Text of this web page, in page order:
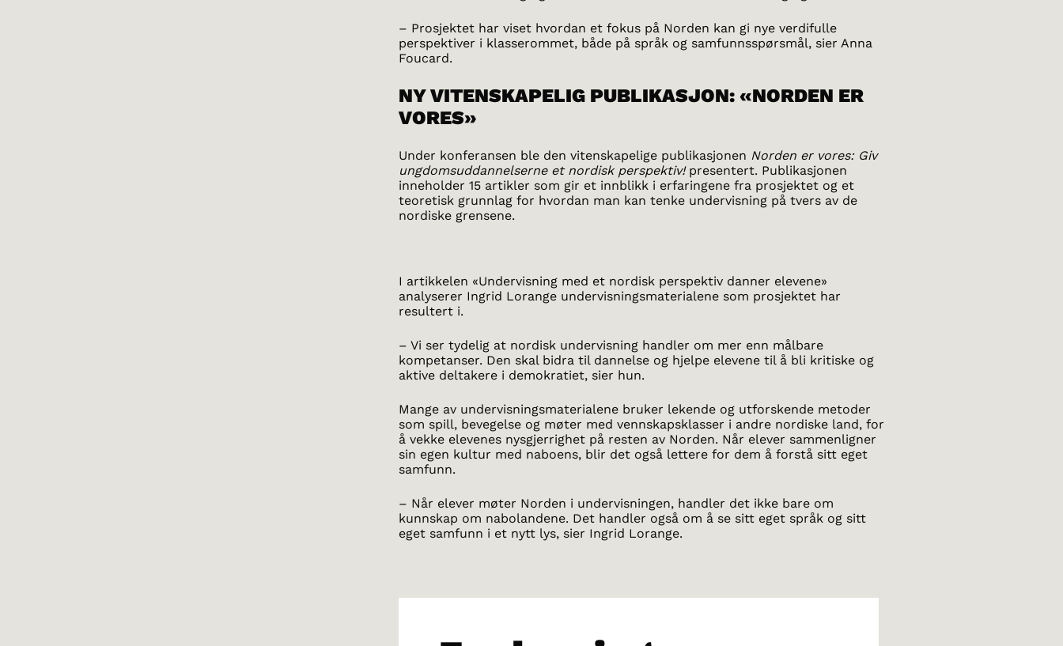
– Prosjektet har viset hvordan et fokus på Norden kan gi nye verdifulle
perspektiver i klasserommet, både på språk og samfunnsspørsmål, sier Anna
Foucard.
NY VITENSKAPELIG PUBLIKASJON: «NORDEN ER
VORES»
Under konferansen ble den vitenskapelige publikasjonen Norden er vores: Giv
ungdomsuddannelserne et nordisk perspektiv!presentert. Publikasjonen
inneholder 15 artikler som gir et innblikk i erfaringene fra prosjektet og et
teoretisk grunnlag for hvordan man kan tenke undervisning på tvers av de
nordiske grensene.
I artikkelen «Undervisning med et nordisk perspektiv danner elevene»
analyserer Ingrid Lorange undervisningsmaterialene som prosjektet har
resultert i.
– Vi ser tydelig at nordisk undervisning handler om mer enn målbare
kompetanser. Den skal bidra til dannelse og hjelpe elevene til å bli kritiske og
aktive deltakere i demokratiet, sier hun.
Mange av undervisningsmaterialene bruker lekende og utforskende metoder
som spill, bevegelse og møter med vennskapsklasser i andre nordiske land, for
å vekke elevenes nysgjerrighet på resten av Norden. Når elever sammenligner
sin egen kultur med naboens, blir det også lettere for dem å forstå sitt eget
samfunn.
– Når elever møter Norden i undervisningen, handler det ikke bare om
kunnskap om nabolandene. Det handler også om å se sitt eget språk og sitt
eget samfunn i et nytt lys, sier Ingrid Lorange.